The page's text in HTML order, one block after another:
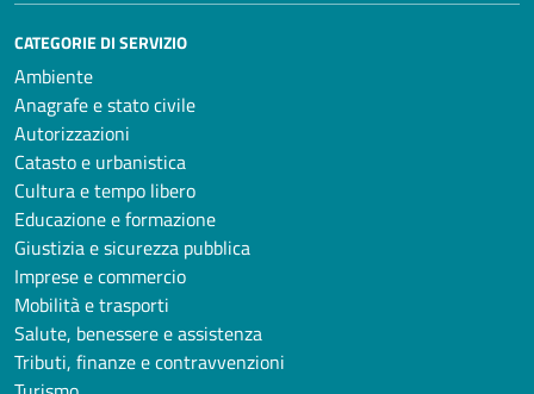
CATEGORIE DI SERVIZIO
Ambiente
Anagrafe e stato civile
Autorizzazioni
Catasto e urbanistica
Cultura e tempo libero
Educazione e formazione
Giustizia e sicurezza pubblica
Imprese e commercio
Mobilità e trasporti
Salute, benessere e assistenza
Tributi, finanze e contravvenzioni